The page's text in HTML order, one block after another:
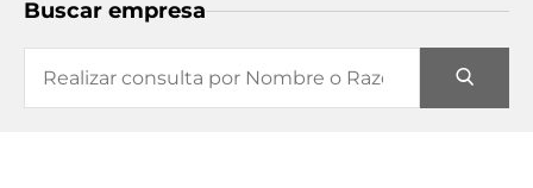
Buscar empresa